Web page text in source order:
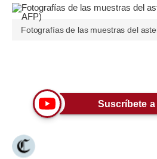
Inmobiliarias
Plus G
Pregunta de hoy
Tendencias
Fotografías de las muestras del
Suscríbete a